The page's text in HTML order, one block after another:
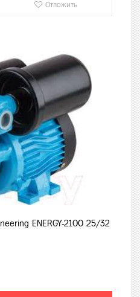
Отложить
ENERGY-2100 25/32